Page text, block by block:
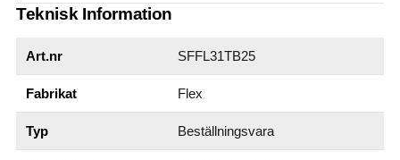
Teknisk Information
Art.nr SFFL31TB25
Fabrikat Flex
Typ Beställningsvara